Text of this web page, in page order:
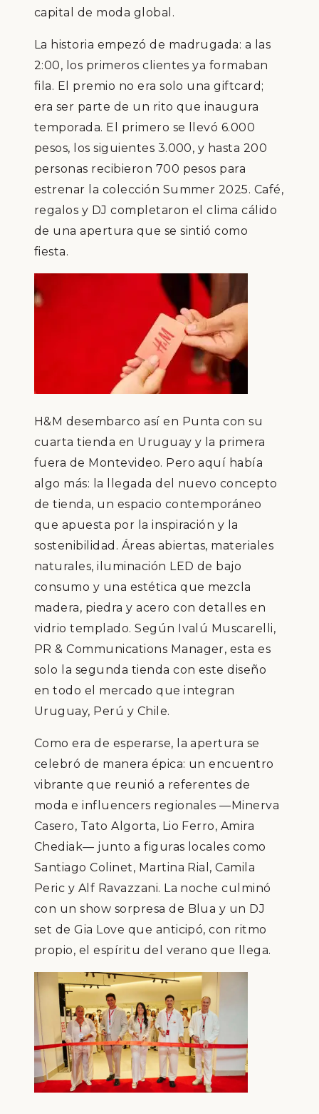
capital de moda global.
La historia empezó de madrugada: a las
2:00, los primeros clientes ya formaban
fila. El premio no era solo una giftcard;
era ser parte de un rito que inaugura
temporada. El primero se llevó 6.000
pesos, los siguientes 3.000, y hasta 200
personas recibieron 700 pesos para
estrenar la colección Summer 2025. Café,
regalos y DJ completaron el clima cálido
de una apertura que se sintió como
fiesta.
H&M desembarco así en Punta con su
cuarta tienda en Uruguay y la primera
fuera de Montevideo. Pero aquí había
algo más: la llegada del nuevo concepto
de tienda, un espacio contemporáneo
que apuesta por la inspiración y la
sostenibilidad. Áreas abiertas, materiales
naturales, iluminación LED de bajo
consumo y una estética que mezcla
madera, piedra y acero con detalles en
vidrio templado. Según Ivalú Muscarelli,
PR & Communications Manager, esta es
solo la segunda tienda con este diseño
en todo el mercado que integran
Uruguay, Perú y Chile.
Como era de esperarse, la apertura se
celebró de manera épica: un encuentro
vibrante que reunió a referentes de
moda e influencers regionales —Minerva
Casero, Tato Algorta, Lio Ferro, Amira
Chediak— junto a figuras locales como
Santiago Colinet, Martina Rial, Camila
Peric y Alf Ravazzani. La noche culminó
con un show sorpresa de Blua y un DJ
set de Gia Love que anticipó, con ritmo
propio, el espíritu del verano que llega.